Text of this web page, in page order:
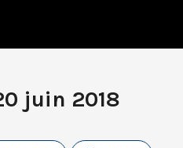
juin 2018